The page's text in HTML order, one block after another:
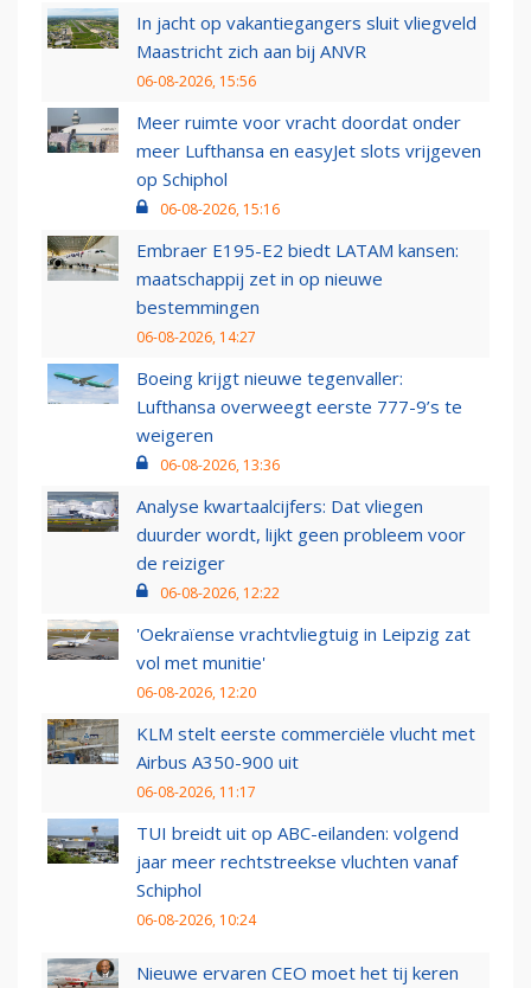
In jacht op vakantiegangers sluit vliegveld
Maastricht zich aan bij ANVR
06-08-2026, 15:56
Meer ruimte voor vracht doordat onder
meer Lufthansa en easyJet slots vrijgeven
op Schiphol
06-08-2026, 15:16
Embraer E195-E2 biedt LATAM kansen:
maatschappij zet in op nieuwe
bestemmingen
06-08-2026, 14:27
Boeing krijgt nieuwe tegenvaller:
Lufthansa overweegt eerste 777-9’s te
weigeren
06-08-2026, 13:36
Analyse kwartaalcijfers: Dat vliegen
duurder wordt, lijkt geen probleem voor
de reiziger
06-08-2026, 12:22
'Oekraïense vrachtvliegtuig in Leipzig zat
vol met munitie'
06-08-2026, 12:20
KLM stelt eerste commerciële vlucht met
Airbus A350-900 uit
06-08-2026, 11:17
TUI breidt uit op ABC-eilanden: volgend
jaar meer rechtstreekse vluchten vanaf
Schiphol
06-08-2026, 10:24
Nieuwe ervaren CEO moet het tij keren